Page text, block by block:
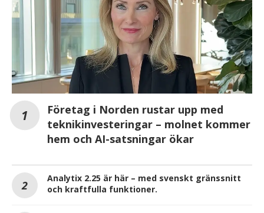
Företag i Norden rustar upp med
teknikinvesteringar – molnet kommer
hem och AI-satsningar ökar
Analytix 2.25 är här – med svenskt gränssnitt
och kraftfulla funktioner.